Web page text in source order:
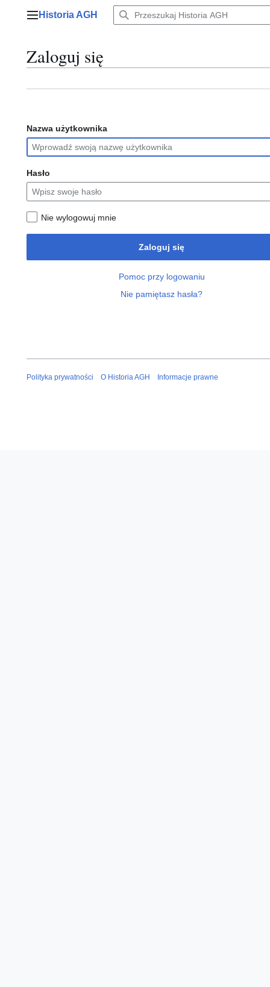
Menu główne
Historia AGH
Zaloguj się
Nazwa użytkownika
Hasło
Nie wylogowuj mnie
Zaloguj się
Pomoc przy logowaniu
Nie pamiętasz hasła?
Polityka prywatności O Historia AGH Informacje prawne